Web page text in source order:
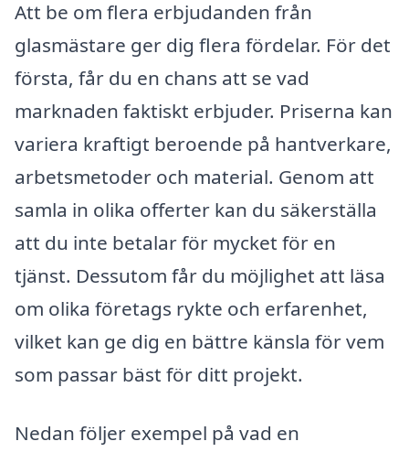
Att be om flera erbjudanden från
glasmästare ger dig flera fördelar. För det
första, får du en chans att se vad
marknaden faktiskt erbjuder. Priserna kan
variera kraftigt beroende på hantverkare,
arbetsmetoder och material. Genom att
samla in olika offerter kan du säkerställa
att du inte betalar för mycket för en
tjänst. Dessutom får du möjlighet att läsa
om olika företags rykte och erfarenhet,
vilket kan ge dig en bättre känsla för vem
som passar bäst för ditt projekt.
Nedan följer exempel på vad en